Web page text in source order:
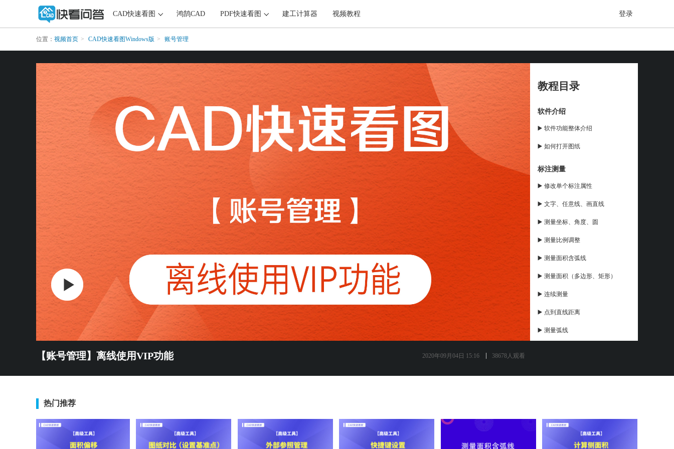
CAD快速看图 鸿鹄CAD PDF快速看图 建工计算器 视频教程 登录
位置： 视频首页 CAD快速看图Windows版 账号管理
【账号管理】离线使用VIP功能 2020年09月04日 15:16 38678人观看
教程目录
软件介绍
▶️ 软件功能整体介绍
▶️ 如何打开图纸
标注测量
▶️ 修改单个标注属性
▶️ 文字、任意线、画直线
▶️ 测量坐标、角度、圆
▶️ 测量比例调整
▶️ 测量面积含弧线
▶️ 测量面积（多边形、矩形）
▶️ 连续测量
▶️ 点到直线距离
▶️ 测量弧线
▶️ 矩形、椭圆
▶️ 电脑端添加照片标注
热门推荐